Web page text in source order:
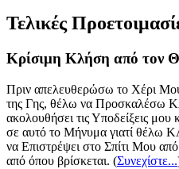
Τελικές
Κρίσιμη Κλήση από τον
Πριν απελευθερώσω το Χέρι
της Γης, θέλω να
ακολουθήσει τις Υποδείξεις
σε αυτό το Μήνυμα γιατί
να Επιστρέψει στο Σπίτι Μου
από όπου βρίσκεται. (Συνεχίστε...